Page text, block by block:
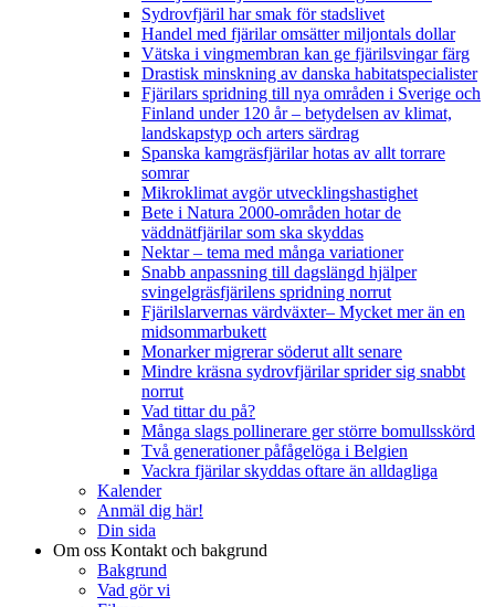
Sydrovfjäril har smak för stadslivet
Handel med fjärilar omsätter miljontals dollar
Vätska i vingmembran kan ge fjärilsvingar färg
Drastisk minskning av danska habitatspecialister
Fjärilars spridning till nya områden i Sverige och
Finland under 120 år– betydelsen av klimat,
landskapstyp och arters särdrag
Spanska kamgräsfjärilar hotas av allt torrare
somrar
Mikroklimat avgör utvecklingshastighet
Bete i Natura 2000-områden hotar de
väddnätfjärilar som ska skyddas
Nektar – tema med många variationer
Snabb anpassning till dagslängd hjälper
svingelgräsfjärilens spridning norrut
Fjärilslarvernas värdväxter– Mycket mer än en
midsommarbukett
Monarker migrerar söderut allt senare
Mindre kräsna sydrovfjärilar sprider sig snabbt
norrut
Vad tittar du på?
Många slags pollinerare ger större bomullsskörd
Två generationer påfågelöga i Belgien
Vackra fjärilar skyddas oftare än alldagliga
Kalender
Anmäl dig här!
Din sida
Om oss Kontakt och bakgrund
Bakgrund
Vad gör vi